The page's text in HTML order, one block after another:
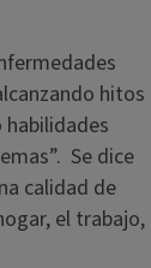
hitos
Se dice
calidad de
el trabajo,